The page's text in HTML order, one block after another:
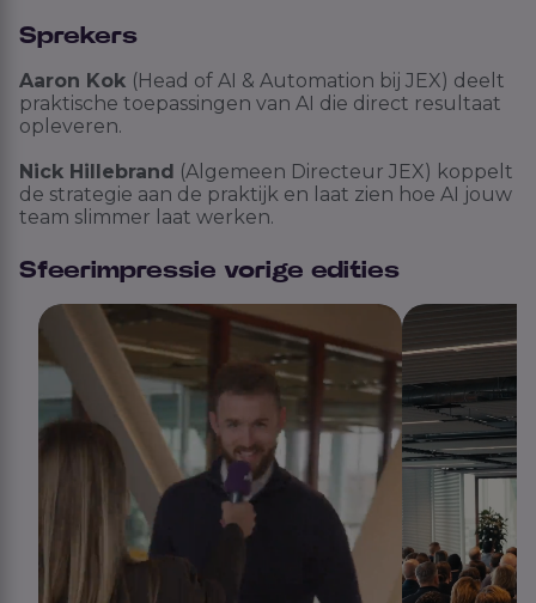
Sprekers
Aaron Kok (Head of AI & Automation bij JEX) deelt
praktische toepassingen van AI die direct resultaat
opleveren.
Nick Hillebrand (Algemeen Directeur JEX) koppelt
de strategie aan de praktijk en laat zien hoe AI jouw
team slimmer laat werken.
Sfeerimpressie vorige edities